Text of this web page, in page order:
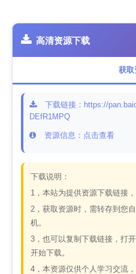
高清资源下载
获取
下载链接：https://
DEfR1MPQ
资源信息：点击查看
下载说明：
1，本站为提供资源下载链接
2，获取资源时，需转存到您
机。
3，也可以复制下载链接，打
开始下载。
4，本资源仅供个人学习交流